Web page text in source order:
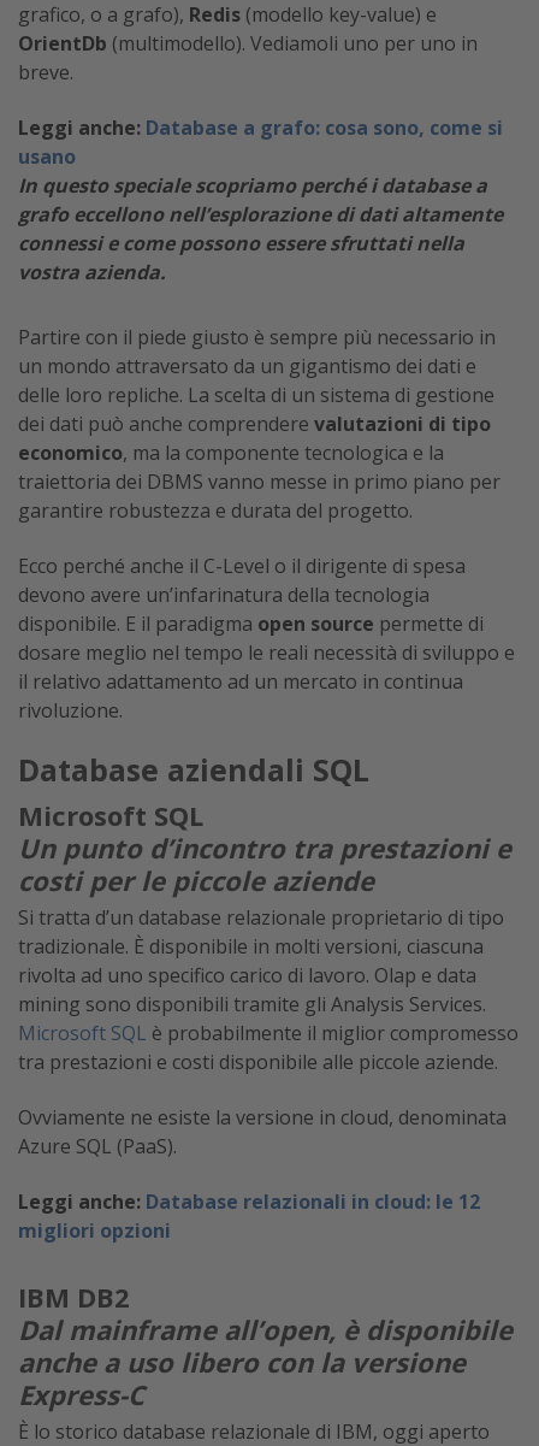
grafico, o a grafo), Redis (modello key-value) e
OrientDb (multimodello). Vediamoli uno per uno in
breve.
Leggi anche: Database a grafo: cosa sono, come si
usano
In questo speciale scopriamo perché i database a
grafo eccellono nell’esplorazione di dati altamente
connessi e come possono essere sfruttati nella
vostra azienda.
Partire con il piede giusto è sempre più necessario in
un mondo attraversato da un gigantismo dei dati e
delle loro repliche. La scelta di un sistema di gestione
dei dati può anche comprendere valutazioni di tipo
economico, ma la componente tecnologica e la
traiettoria dei DBMS vanno messe in primo piano per
garantire robustezza e durata del progetto.
Ecco perché anche il C-Level o il dirigente di spesa
devono avere un’infarinatura della tecnologia
disponibile. E il paradigma open source permette di
dosare meglio nel tempo le reali necessità di sviluppo e
il relativo adattamento ad un mercato in continua
rivoluzione.
Database aziendali SQL
Microsoft SQL
Un punto d’incontro tra prestazioni e
costi per le piccole aziende
Si tratta d’un database relazionale proprietario di tipo
tradizionale. È disponibile in molti versioni, ciascuna
rivolta ad uno specifico carico di lavoro. Olap e data
mining sono disponibili tramite gli Analysis Services.
Microsoft SQL è probabilmente il miglior compromesso
tra prestazioni e costi disponibile alle piccole aziende.
Ovviamente ne esiste la versione in cloud, denominata
Azure SQL (PaaS).
Leggi anche: Database relazionali in cloud: le 12
migliori opzioni
IBM DB2
Dal mainframe all’open, è disponibile
anche a uso libero con la versione
Express-C
È lo storico database relazionale di IBM, oggi aperto